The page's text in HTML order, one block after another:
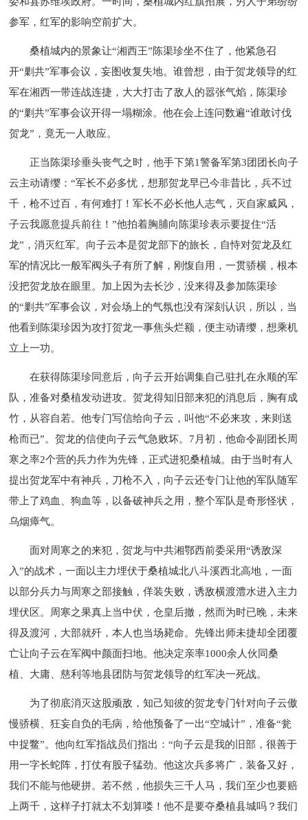
参军，红军的影响空前扩大。
桑植城内的景象让“湘西王”陈渠珍坐不住了，他紧急召
开“剿共”军事会议，妄图收复失地。谁曾想，由于贺龙领导的红
军在湘西一带连战连捷，大大打击了敌人的嚣张气焰，陈渠珍
的“剿共”军事会议开得一塌糊涂。他在会上连问数遍“谁敢讨伐
贺龙”，竟无一人敢应。
正当陈渠珍垂头丧气之时，他手下第1警备军第3团团长向子
云主动请缨：“军长不必多忧，想那贺龙早已今非昔比，兵不过
千，枪不过百，有何难打！军长不必长他人志气，灭自家威风，
子云我愿意提兵前往！”他拍着胸脯向陈渠珍表示要捉住“活
龙”，消灭红军。向子云本是贺龙部下的旅长，自恃对贺龙及红
军的情况比一般军阀头子有所了解，刚愎自用，一贯骄横，根本
没把贺龙放在眼里。加上因为去长沙，没来得及参加陈渠珍
的“剿共”军事会议，对会场上的气氛也没有深刻认识，所以，当
他看到陈渠珍因为攻打贺龙一事焦头烂额，便主动请缨，想乘机
立上一功。
在获得陈渠珍同意后，向子云开始调集自己驻扎在永顺的军
队，准备对桑植发动进攻。贺龙得知旧部来犯的消息后，胸有成
竹，从容自若。他专门写信给向子云，叫他“不必来攻，来则送
枪而已”。贺龙的信使向子云气急败坏。7月初，他命令副团长周
寒之率2个营的兵力作为先锋，正式进犯桑植城。由于当时有人
提出贺龙军中有神兵，刀枪不入，向子云还专门让他的军队随军
带上了鸡血、狗血等，以备破神兵之用，整个军队是奇形怪状，
乌烟瘴气。
面对周寒之的来犯，贺龙与中共湘鄂西前委采用“诱敌深
入”的战术，一面以主力埋伏于桑植城北八斗溪西北高地，一面
以部分兵力与周寒之部接触，佯装失败，诱敌横渡澧水进入主力
埋伏区。周寒之果真上当中伏，仓皇后撤，然而为时已晚，未来
得及渡河，大部就歼，本人也当场毙命。先锋出师未捷却全团覆
亡让向子云在军阀中颜面扫地。他决定亲率1000余人伙同桑
植、大庸、慈利等地县团防与贺龙领导的红军决一死战。
为了彻底消灭这股顽敌，知己知彼的贺龙专门针对向子云傲
慢骄横、狂妄自负的毛病，给他预备了一出“空城计”，准备“瓮
中捉鳖”。他向红军指战员们指出：“向子云是我的旧部，很善于
用一字长蛇阵，打仗有股子猛劲。他这次兵多将广，装备又好，
我们不能与他硬拼。若不然，他损失三千人马，我们至少也要赔
上两千，这样子打就太不划算喽！他不是要夺桑植县城吗？我们